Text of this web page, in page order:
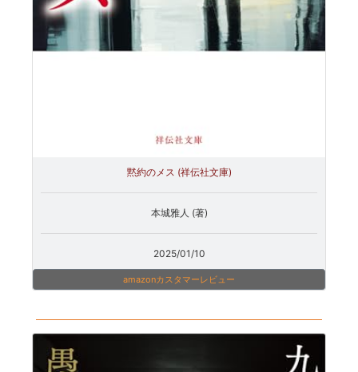
黙約のメス (祥伝社文庫)
本城雅人 (著)
2025/01/10
amazonカスタマーレビュー